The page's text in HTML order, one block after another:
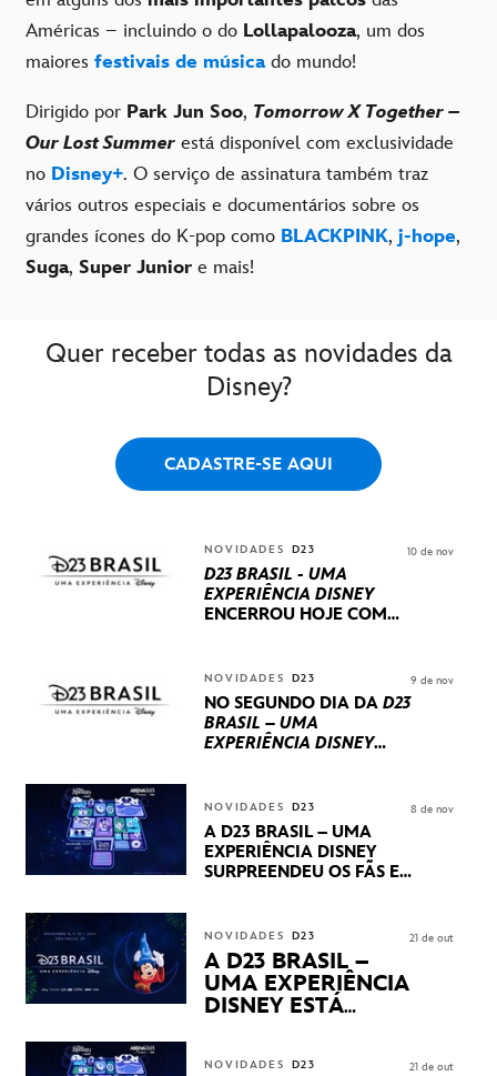
Américas – incluindo o do Lollapalooza, um dos
maiores festivais de músicado mundo!
Dirigido por Park Jun Soo, Tomorrow X Together –
Our Lost Summer está disponível com exclusividade
no Disney+. O serviço de assinatura também traz
vários outros especiais e documentários sobre os
grandes ícones do K-pop como BLACKPINK, j-hope,
Suga, Super Junior e mais!
Quer receber todas as novidades da
Disney?
CADASTRE-SE AQUI
NOVIDADES D23
D23 BRASIL - UMA
EXPERIÊNCIA DISNEY
ENCERROU HOJE COM
INTERNACIONAIS E
PRODUÇÕES BRASILEIRAS
10 de nov
NOVIDADES D23
NO SEGUNDO DIA DA D23
BRASIL – UMA
EXPERIÊNCIA DISNEY
STUDIOS REVELARAM
PRÉVIAS E NOVIDADES
DOS SEUS PRÓXIMOS
LANÇAMENTOS
9 de nov
NOVIDADES D23
A D23 BRASIL – UMA
EXPERIÊNCIA DISNEY
SURPREENDEU OS FÃS EM
APRESENTAÇÕES E
PRODUTOS EXCLUSIVOS
NO TRANSAMÉRICA EXPO
CENTER EM SÃO PAULO
8 de nov
NOVIDADES D23
A D23 BRASIL –
UMA EXPERIÊNCIA
DISNEY ESTÁ
21 de out
NOVIDADES D23 21 de out